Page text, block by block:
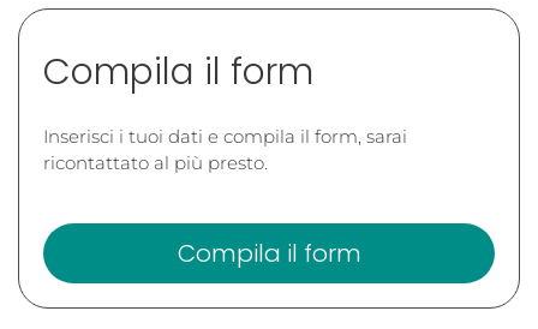
Compila il form
Inserisci i tuoi dati e compila il form, sarai
ricontattato al più presto.
Compila il form